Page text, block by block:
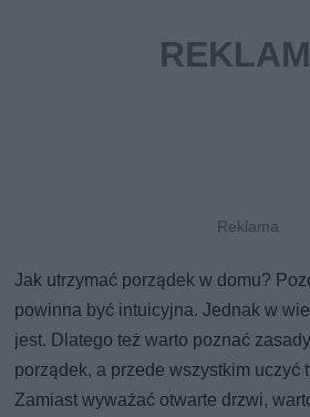
Jak utrzymać porządek w domu?
powinna być intuicyjna. Jednak w
jest. Dlatego też warto poznać
porządek, a przede wszystkim uczyć
Zamiast wyważać otwarte drzwi,